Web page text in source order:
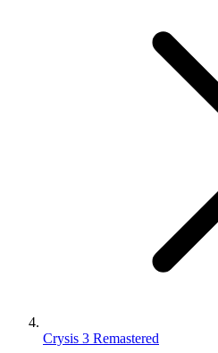
Crysis 3 Remastered